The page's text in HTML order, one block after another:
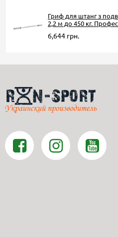
Гриф для штанг з
2,2 м до 450 кг.
6,644 грн.